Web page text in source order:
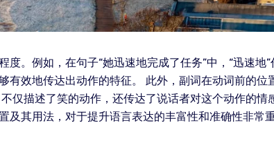
。例如，在句子“她迅速地完成了任务”中，“迅速地
效地传达出动作的特征。 此外，副词在动词前的位
仅描述了笑的动作，还传达了说话者对这个动作的
其用法，对于提升语言表达的丰富性和准确性非常重